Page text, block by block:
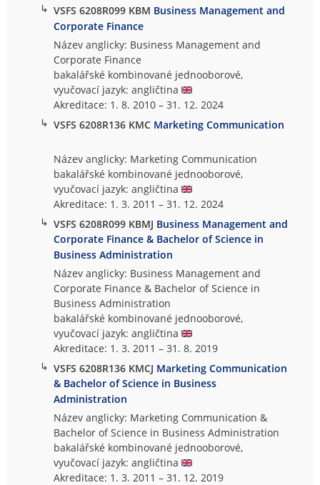
↳ VSFS 6208R099 KBM Business Management and
Corporate Finance
Název anglicky: Business Management and
Corporate Finance
bakalářské kombinované jednooborové,
vyučovací jazyk: angličtina
Akreditace: 1. 8. 2010 – 31. 12. 2024
↳ VSFS 6208R136 KMC Marketing Communication
Název anglicky: Marketing Communication
bakalářské kombinované jednooborové,
vyučovací jazyk: angličtina
Akreditace: 1. 3. 2011 – 31. 12. 2024
↳ VSFS 6208R099 KBMJ Business Management and
Corporate Finance & Bachelor of Science in
Business Administration
Název anglicky: Business Management and
Corporate Finance & Bachelor of Science in
Business Administration
bakalářské kombinované jednooborové,
vyučovací jazyk: angličtina
Akreditace: 1. 3. 2011 – 31. 8. 2019
↳ VSFS 6208R136 KMCJ Marketing Communication
& Bachelor of Science in Business
Administration
Název anglicky: Marketing Communication &
Bachelor of Science in Business Administration
bakalářské kombinované jednooborové,
vyučovací jazyk: angličtina
Akreditace: 1. 3. 2011 – 31. 12. 2019